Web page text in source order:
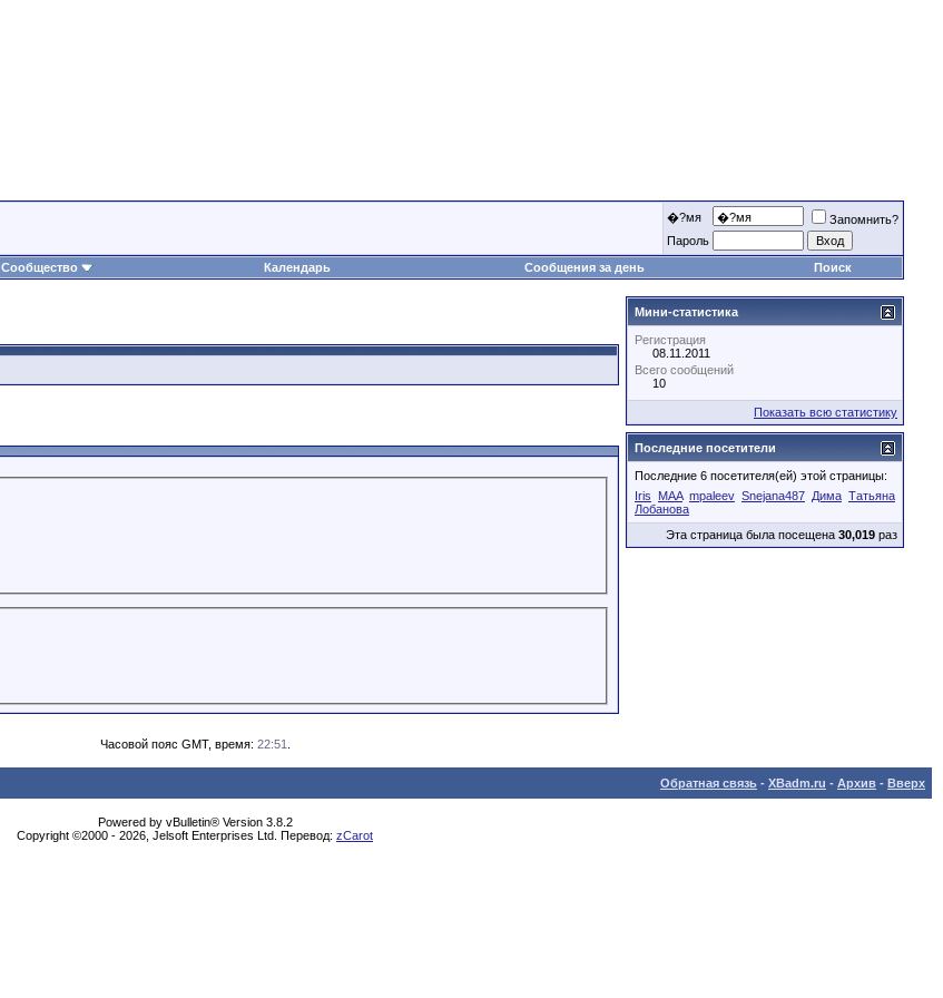
�?мя
Запомнить?
Пароль
Сообщество Календарь Сообщения за день Поиск
Мини-статистика
Регистрация
08.11.2011
Всего сообщений
10
Показать всю статистику
Последние посетители
Последние 6 посетителя(ей) этой страницы:
Iris
MAA mpaleev Snejana487 Дима Татьяна
Лобанова
Эта страница была посещена 30,019 раз
Часовой пояс GMT, время: 22:51
Обратная связь - XBadm.ru - Архив - Вверх
Powered by vBulletin® Version 3.8.2
Copyright ©2000 - 2026, Jelsoft Enterprises Ltd. Перевод: zCarot